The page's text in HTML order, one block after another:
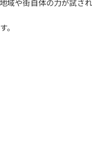
や街自体の力が試され
。